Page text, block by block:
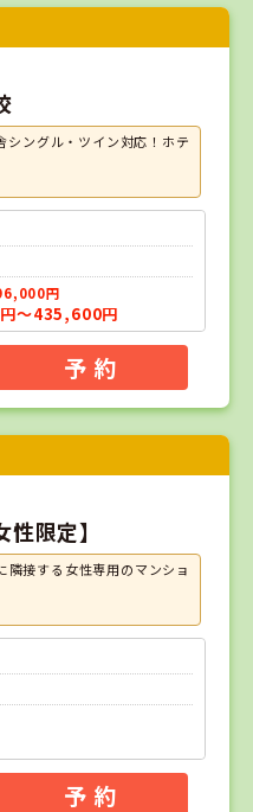
シングル・ツイン対応！ホテ
円
～435,600円
予 約
限定】
隣接する女性専用のマンショ
予 約